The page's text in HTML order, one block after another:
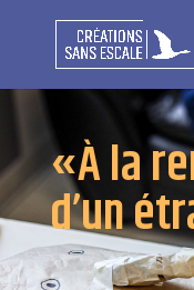
«À la
d’un